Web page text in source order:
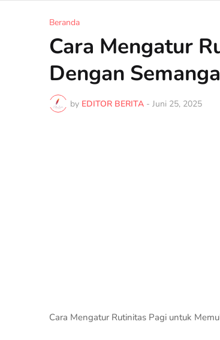
Beranda
Cara Mengatur
Dengan
by EDITOR BERITA - Juni 25, 2025
Cara Mengatur Rutinitas Pagi untuk